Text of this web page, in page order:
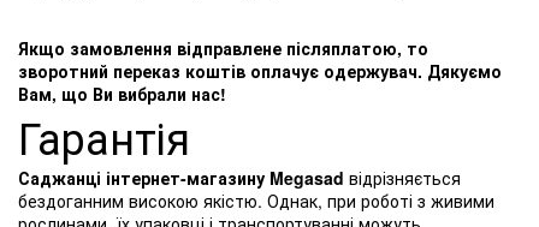
Якщо замовлення відправлене післяплатою, то
зворотний переказ коштів оплачує одержувач. Дякуємо
Вам, що Ви вибрали нас!
Гарантія
Саджанці інтернет-магазину Megasad відрізняється
бездоганним високою якістю. Однак, при роботі з живими